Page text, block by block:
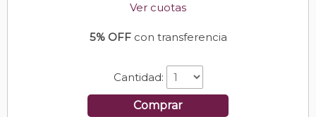
Ver cuotas
5% OFFcon transferencia
Cantidad:
Comprar